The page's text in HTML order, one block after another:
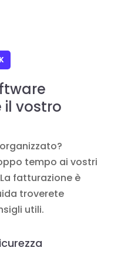
vostro
tempo ai vostri
fatturazione è
troverete
utili.